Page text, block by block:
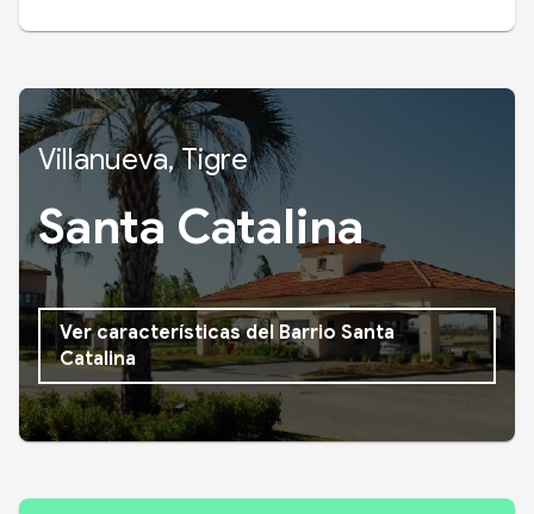
Villanueva, Tigre
Santa Catalina
Ver características del Barrio Santa
Catalina